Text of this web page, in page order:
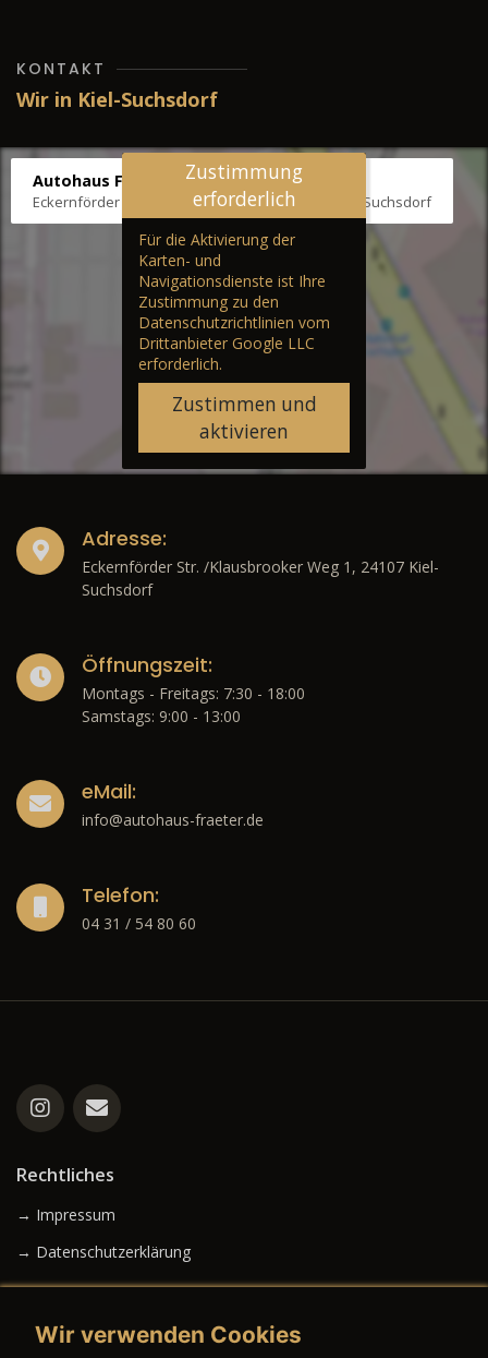
KONTAKT
Wir in Kiel-Suchsdorf
Autohaus Fräter
Eckernförder Str. /Klausbrooker Weg 1, 24107 Kiel-Suchsdorf
Zustimmung
erforderlich
Für die Aktivierung der
Karten- und
Navigationsdienste ist Ihre
Zustimmung zu den
Datenschutzrichtlinien vom
Drittanbieter Google LLC
erforderlich.
Zustimmen und
aktivieren
Adresse:
Eckernförder Str. /Klausbrooker Weg 1, 24107 Kiel-
Suchsdorf
Öffnungszeit:
Montags - Freitags: 7:30 - 18:00
Samstags: 9:00 - 13:00
eMail:
info@autohaus-fraeter.de
Telefon:
04 31 / 54 80 60
Rechtliches
→ Impressum
→ Datenschutzerklärung
Wir verwenden Cookies